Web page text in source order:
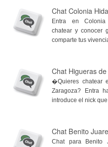
Chat Colonia
Entra en
chatear y conocer
comparte tus
Chat Higueras
�Quieres chatear
Zaragoza? Entra
introduce el nick que
Chat Benito
Chat para Benito